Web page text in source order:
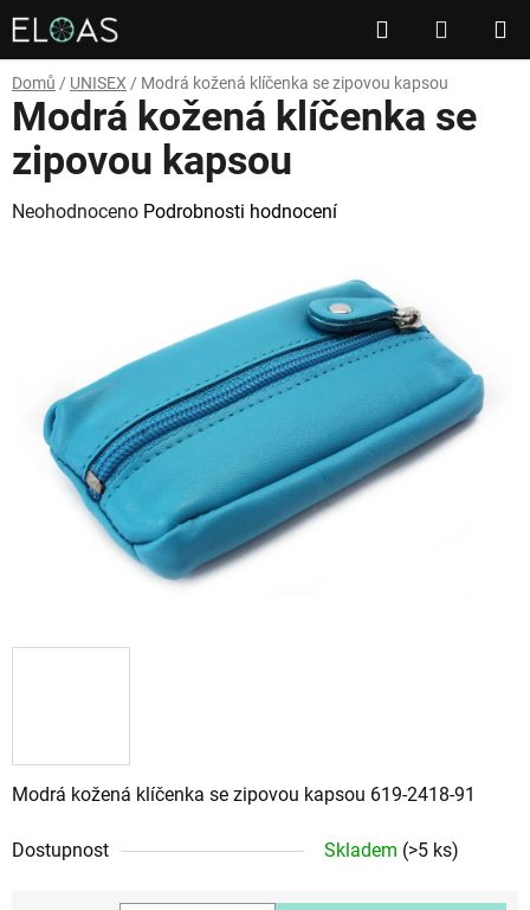
Přejít
na
obsah
Hledat
KOŠÍK
Domů / UNISEX / Modrá kožená klíčenka se zipovou kapsou
Modrá kožená klíčenka se zipovou kapsou 619-2418-91
Dostupnost Skladem (>5 ks)
Modrá kožená klíčenka se
zipovou kapsou
Průměrné
hvězdiček.
Neohodnoceno Podrobnosti hodnocení